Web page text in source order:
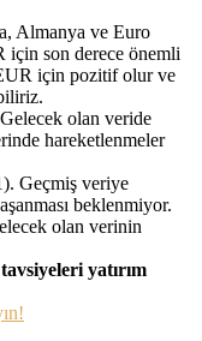
Almanya ve Euro
için son derece önemli
için pozitif olur ve
olan veride
hareketlenmeler
Geçmiş veriye
beklenmiyor.
olan verinin
yatırım